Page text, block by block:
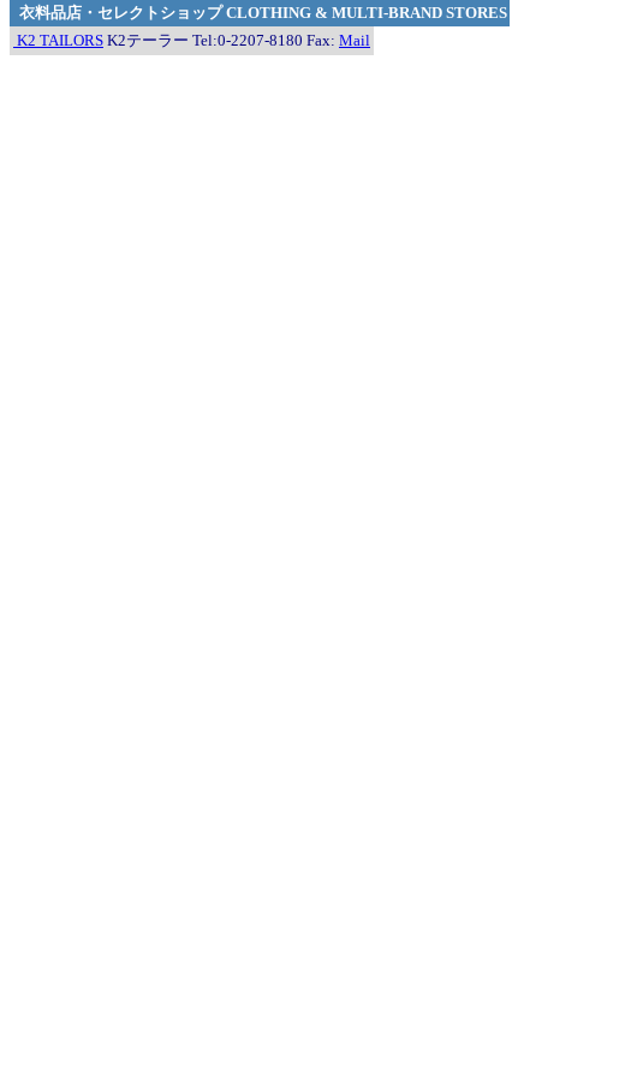
衣料品店・セレクトショップ CLOTHING & MULTI-BRAND STORES
K2 TAILORS K2テーラー Tel:0-2207-8180 Fax: Mail